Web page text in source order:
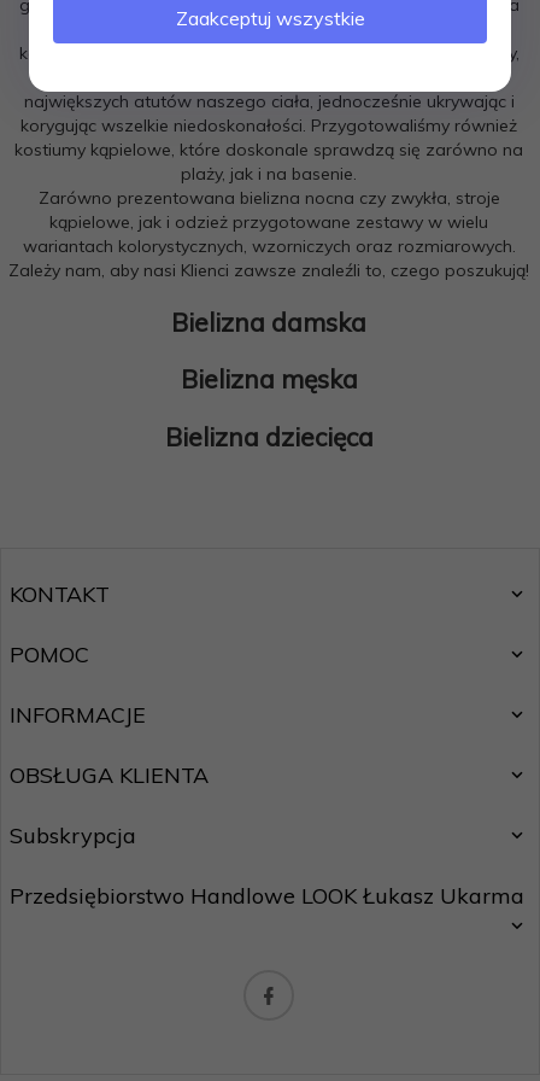
garderoby, jak bielizna damska i męska - zarówno ta noszona
na co dzień, jak i bielizna nocna. Dlatego w dedykowanych
kategoriach można znaleźć biustonosze, slipy, gorsety, piżamy,
bokserki, halki oraz rajstopy. Ich zadaniem jest podkreślenie
największych atutów naszego ciała, jednocześnie ukrywając i
korygując wszelkie niedoskonałości. Przygotowaliśmy również
kostiumy kąpielowe, które doskonale sprawdzą się zarówno na
plaży, jak i na basenie.
Zarówno prezentowana bielizna nocna czy zwykła, stroje
kąpielowe, jak i odzież przygotowane zestawy w wielu
wariantach kolorystycznych, wzorniczych oraz rozmiarowych.
Zależy nam, aby nasi Klienci zawsze znaleźli to, czego poszukują!
Bielizna damska
Bielizna męska
Bielizna dziecięca
KONTAKT
POMOC
INFORMACJE
OBSŁUGA KLIENTA
Subskrypcja
Przedsiębiorstwo Handlowe LOOK Łukasz Ukarma
Zaakceptuj wszystkie